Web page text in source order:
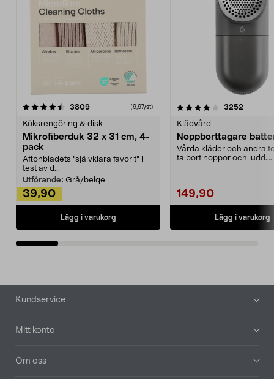
3809recensioner (9,97/st)
Köksrengöring & disk
Mikrofiberduk 32 x 31 cm, 4-
pack
Aftonbladets "självklara favorit” i
test av d...
Utförande: Grå/beige
39,90
Lägg i varukorg
4.0av 5 stjärnor 3252
Klädvård
Noppborttagare
Vårda kläder och andra
ta bort noppor och ludd.
149,90
Lägg i varukorg
4.5av 5 stjärnor
Sidfot
Kundservice
Mitt konto
Om oss